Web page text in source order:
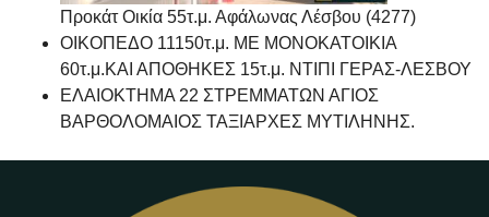
Προκάτ Οικία 55τ.μ. Αφάλωνας Λέσβου (4277)
ΟΙΚΟΠΕΔΟ 11150τ.μ. ΜΕ ΜΟΝΟΚΑΤΟΙΚΙΑ
60τ.μ.ΚΑΙ ΑΠΟΘΗΚΕΣ 15τ.μ. ΝΤΙΠΙ ΓΕΡΑΣ-ΛΕΣΒΟΥ
ΕΛΑΙΟΚΤΗΜΑ 22 ΣΤΡΕΜΜΑΤΩΝ ΑΓΙΟΣ
ΒΑΡΘΟΛΟΜΑΙΟΣ ΤΑΞΙΑΡΧΕΣ ΜΥΤΙΛΗΝΗΣ.